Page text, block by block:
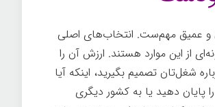
و عمیق مهم‌ست. انتخاب‌های اصلی
از این موارد هستند. ارزش آن را
شغل‌تان تصمیم بگیرید، اینکه آیا
پایان دهید یا به کشور دیگری